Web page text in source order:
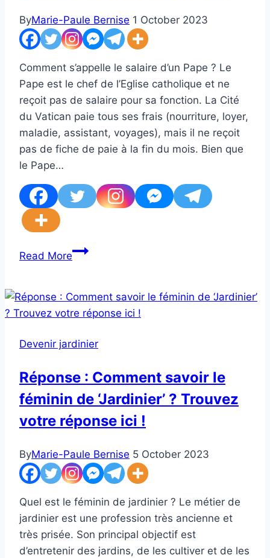
jardinage
réussi
ByMarie-Paule Bernise 1 October 2023
Comment s’appelle le salaire d’un Pape ? Le
Pape est le chef de l’Eglise catholique et ne
reçoit pas de salaire pour sa fonction. La Cité
du Vatican paie tous ses frais (nourriture, loyer,
maladie, assistant, voyages), mais il ne reçoit
pas de fiche de paie à la fin du mois. Bien que
le Pape…
Read MoreComprendre
d’un
Pape:
sont
Détails
?
Devenir jardinier
Réponse : Comment savoir le
féminin de ‘Jardinier’ ? Trouvez
votre réponse ici !
ByMarie-Paule Bernise 5 October 2023
Quel est le féminin de jardinier ? Le métier de
jardinier est une profession très ancienne et
très prisée. Son principal objectif est
d’entretenir des jardins, de les cultiver et de les